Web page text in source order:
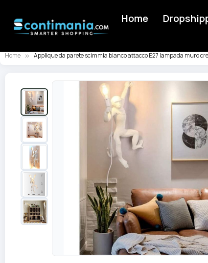
Home
Home Applique da parete scimmia bianco attacco E27 lampada muro
end
images
gallery